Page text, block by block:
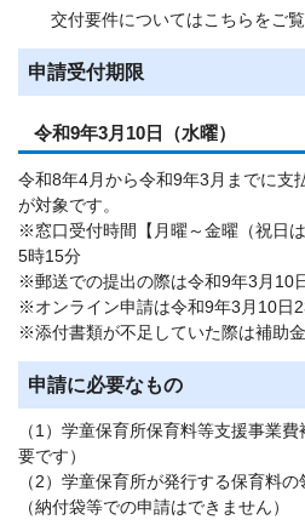
交付要件についてはこちらをご覧
申請受付期限
令和9年3月10日（水曜）
令和8年4月から令和9年3月までに支
が対象です。
※窓口受付時間【月曜～金曜（祝日
5時15分
※郵送での提出の際は令和9年3月10
※オンライン申請は令和9年3月10日
※添付書類が不足していた際は補助
申請に必要なもの
（1）学童保育所保育料等支援事業
要です）
（2）学童保育所が発行する保育料
（納付袋等での申請はできません）